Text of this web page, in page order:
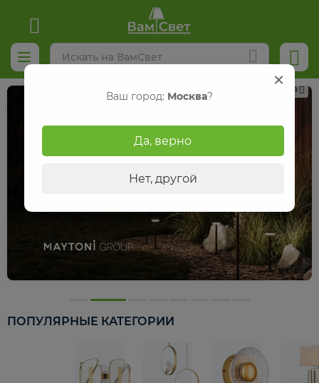
Реклама
ПОПУЛЯРНЫЕ КАТЕГОРИИ
Ваш город: Москва?
Да, верно
Нет, другой